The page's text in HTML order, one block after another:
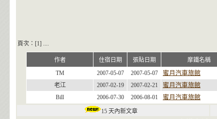
頁次：[1] ....
作者 住宿日期 張貼日期
摩鐵名稱
TM
2007-05-07 2007-05-07 蜜月汽車旅館
老江 2007-02-19 2007-02-21 蜜月汽車旅館
Bill 2006-07-30 2006-08-01 蜜月汽車旅館
15 天內新文章